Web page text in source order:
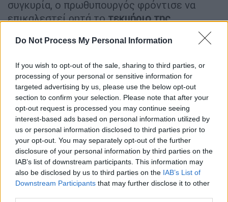
Do Not Process My Personal Information
If you wish to opt-out of the sale, sharing to third parties, or
processing of your personal or sensitive information for
targeted advertising by us, please use the below opt-out
section to confirm your selection. Please note that after your
opt-out request is processed you may continue seeing
interest-based ads based on personal information utilized by
us or personal information disclosed to third parties prior to
your opt-out. You may separately opt-out of the further
disclosure of your personal information by third parties on the
IAB’s list of downstream participants. This information may
also be disclosed by us to third parties on the IAB’s List of
Downstream Participants that may further disclose it to other
συγκυρία, ο πρωθυπουργός φρόντισε να
επικαλεστεί ρητά τοτεκμήριο της
επισημάνει πως « δεν έχουν όλες οι
πει πως κάποιοι βουλευτές του «έχουν ήδη
υποστεί προσωπικό αλλά και πολιτικό
πλήγμα».
Παράλληλα, δε, ισχυρίστηκε πως«κανείς από
τους Βουλευτές μας δεν κατηγορείται ότι
αποκόμισε οικονομικό όφελος».Η δήλωση
αυτή κινείται στα όρια της κοινής λογικής,
καθώς οι βουλευτές υλοποιούν πελατειακές
εξυπηρετήσεις προκειμένου να
επανεκλεγούν και λόγω αυτού να έχουν